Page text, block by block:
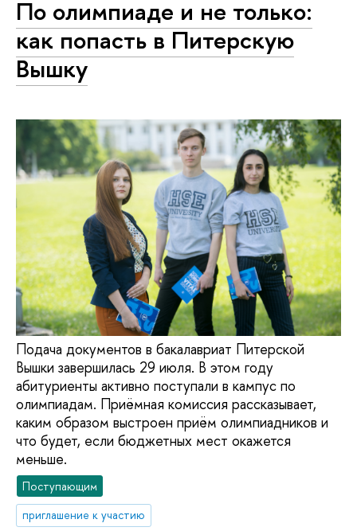
По олимпиаде и не только:
как попасть в Питерскую
Вышку
Подача документов в бакалавриат Питерской
Вышки завершилась 29 июля. В этом году
абитуриенты активно поступали в кампус по
олимпиадам. Приёмная комиссия рассказывает,
каким образом выстроен приём олимпиадников и
что будет, если бюджетных мест окажется
меньше.
Поступающим
приглашение к участию